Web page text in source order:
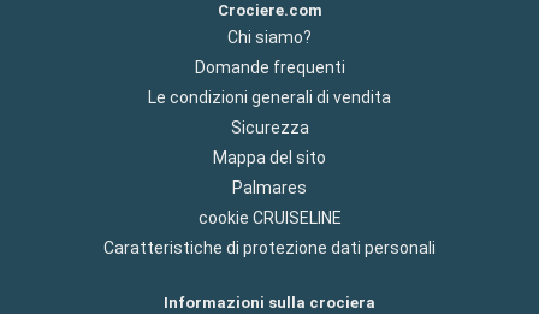
Crociere.com
Chi siamo?
Domande frequenti
Le condizioni generali di vendita
Sicurezza
Mappa del sito
Palmares
cookie CRUISELINE
Caratteristiche di protezione dati personali
Informazioni sulla crociera